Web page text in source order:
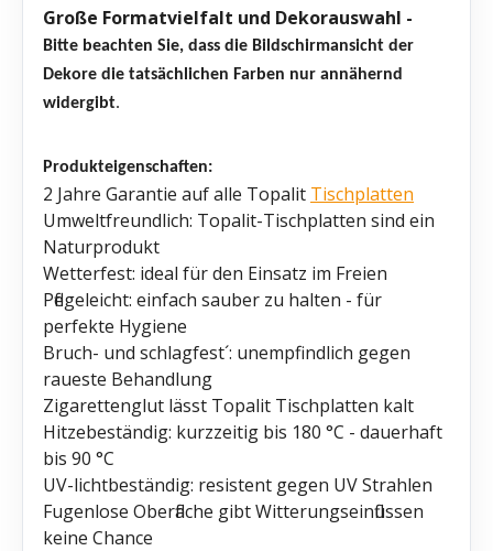
Große Formatvielfalt und Dekorauswahl -
Bitte beachten Sie, dass die Bildschirmansicht der
Dekore die tatsächlichen Farben nur annähernd
widergibt.
Produkteigenschaften:
2 Jahre Garantie auf alle Topalit Tischplatten
Umweltfreundlich: Topalit-Tischplatten sind ein
Naturprodukt
Wetterfest: ideal für den Einsatz im Freien
Pflegeleicht: einfach sauber zu halten - für
perfekte Hygiene
Bruch- und schlagfest´: unempfindlich gegen
raueste Behandlung
Zigarettenglut lässt Topalit Tischplatten kalt
Hitzebeständig: kurzzeitig bis 180 °C - dauerhaft
bis 90 °C
UV-lichtbeständig: resistent gegen UV Strahlen
Fugenlose Oberfläche gibt Witterungseinflüssen
keine Chance